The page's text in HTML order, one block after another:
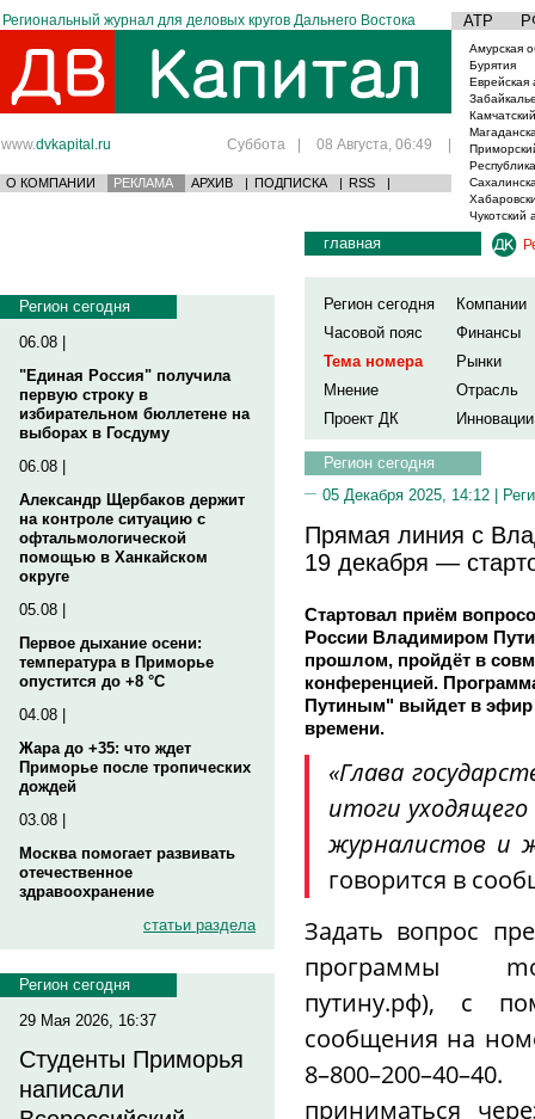
Региональный журнал для деловых кругов Дальнего Востока АТР
www.dvkapital.ru Суббота | 08 Августа, 06:49 |
О КОМПАНИИ РЕКЛАМА АРХИВ | ПОДПИСКА | RSS |
Амурская
Бурятия
Еврейская
Чукотский
Регион сегодня
06.08 |
"Единая Россия" получила
первую строку в
избирательном бюллетене на
выборах в Госдуму
06.08 |
Александр Щербаков держит
на контроле ситуацию с
офтальмологической
помощью в Ханкайском
округе
05.08 |
Первое дыхание осени:
температура в Приморье
опустится до +8 °C
04.08 |
Жара до +35: что ждет
Приморье после тропических
дождей
03.08 |
Москва помогает развивать
отечественное
здравоохранение
статьи раздела
Регион сегодня
29 Мая 2026, 16:37
Студенты Приморья
написали
главная
Регион сегодня
Компании
Часовой пояс
Финансы
Тема номера
Рынки
Мнение
Отрасль
Проект ДК
Инновации
Регион сегодня
05 Декабря 2025, 14:12 |
Прямая линия с
19 декабря —
Стартовал приём
России Владимиром
прошлом, пройдёт в
конференцией.
Путиным" выйдет в эфир
времени.
«Глава
итоги
журналистов и
говорится в
Задать вопрос
программы
путину.рф), с
сообщения на
приниматься